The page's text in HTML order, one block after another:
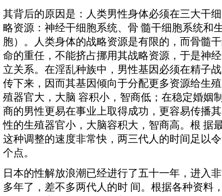
其背后的原因是：人类男性身体必须在三大干
略资源：神经干细胞系统、骨 髓干细胞系统和
胞）。人类身体的战略资源是有限的，而骨髓
命的重任，不能挤占挪用其战略资源，于是神
立关系。在淫乱种族中，男性基因必须在精子
传下来，因而其基因倾向于分配更多资源给生
殖器官大，大脑 容积小，智商低；在稳定婚姻
商的男性更易在事业上取得成功，更容易传播
性的生殖器官小，大脑容积大，智商高。根 据
这种调整的速度非常快，两三代人的时间足以
个点。
日本的性解放浪潮已经进行了五十一年，进入
多年了，差不多两代人的时 间。根据各种资料